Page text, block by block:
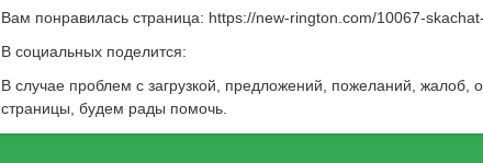
Вам понравилась страница: https://new-rington.com/10067-
В социальных поделится:
В случае проблем с загрузкой, предложений, пожеланий, жалоб,
страницы, будем рады помочь.